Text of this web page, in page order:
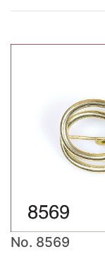
No. 8569